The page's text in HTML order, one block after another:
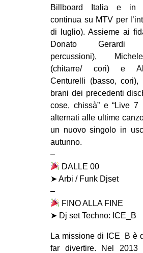
Billboard Italia e in
continua su MTV per
di luglio). Assieme ai
Donato Gerardi
percussioni),
(chitarre/ cori) e
Centurelli (basso, cori),
brani dei precedenti
cose, chissà” e “Live 7
alternati alle ultime
un nuovo singolo in
autunno.
–
DALLE 00
➤ Arbi / Funk Djset
–
FINO ALLA FINE
➤ Dj set Techno: ICE_B
La missione di ICE_B è
far divertire. Nel 2013